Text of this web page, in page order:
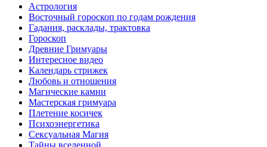
Астрология
Восточный гороскоп по годам рождения
Гадания, расклады, трактовка
Гороскоп
Древние Гримуары
Интересное видео
Календарь стрижек
Любовь и отношения
Магические камни
Мастерская гримуара
Плетение косичек
Психоэнергетика
Сексуальная Магия
Тайны вселенной